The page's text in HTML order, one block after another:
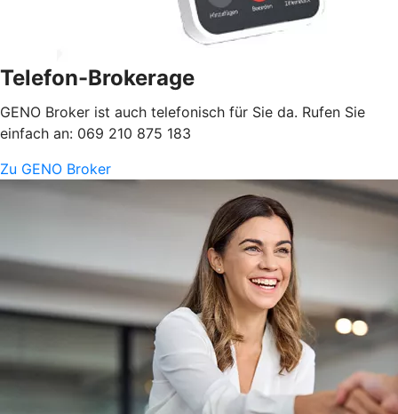
Telefon-Brokerage
GENO Broker ist auch telefonisch für Sie da. Rufen Sie
einfach an: 069 210 875 183
Zu GENO Broker